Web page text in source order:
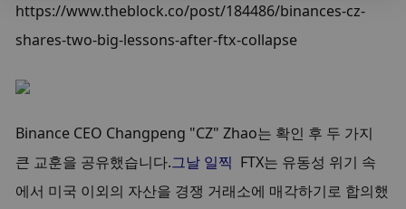
https://www.theblock.co/post/184486/binances-cz-
shares-two-big-lessons-after-ftx-collapse
Binance CEO Changpeng "CZ" Zhao는 확인 후 두 가지
큰 교훈을 공유했습니다.그날 일찍
  FTX는 유동성 위기 속
에서 미국 이외의 자산을 경쟁 거래소에 매각하기로 합의했